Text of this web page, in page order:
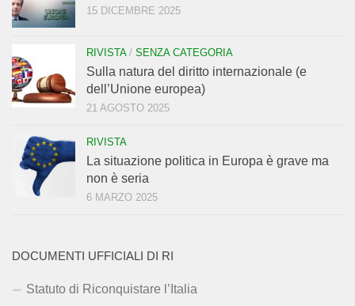
15 DICEMBRE 2025
RIVISTA/ SENZA CATEGORIA
Sulla natura del diritto internazionale (e
dell’Unione europea)
21 AGOSTO 2025
RIVISTA
La situazione politica in Europa è grave ma
non è seria
6 MARZO 2025
DOCUMENTI UFFICIALI DI RI
Statuto di Riconquistare l’Italia